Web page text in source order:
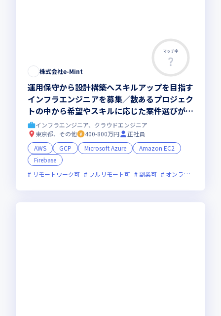
マッチ率
株式会社e-Mint
運用保守から設計構築へスキルアップを目指す
インフラエンジニアを募集／数あるプロジェク
トの中から希望やスキルに応じた案件選びが可
能な環境で、ともに成長しませんか
インフラエンジニア、クラウドエンジニア
東京都、その他
400-800万円
正社員
AWS
GCP Microsoft Azure
Amazon EC2
Firebase
リモートワーク可
フルリモート可 副業可 オンライン選考可